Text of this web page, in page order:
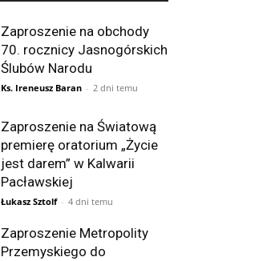
Zaproszenie na obchody
70. rocznicy Jasnogórskich
Ślubów Narodu
Ks. Ireneusz Baran - 2 dni temu
Zaproszenie na Światową
premierę oratorium „Życie
jest darem” w Kalwarii
Pacławskiej
Łukasz Sztolf - 4 dni temu
Zaproszenie Metropolity
Przemyskiego do